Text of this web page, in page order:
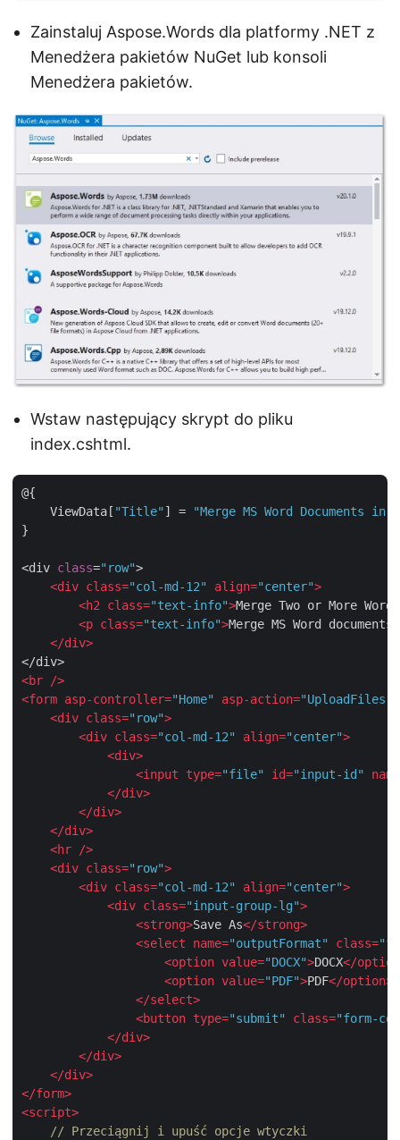
Zainstaluj Aspose.Words dla platformy .NET z
Menedżera pakietów NuGet lub konsoli
Menedżera pakietów.
Wstaw następujący skrypt do pliku
index.cshtml.
@{
    ViewData[
"Title" ] =
"Merge MS Word Documents in
}
<div class="row">
<div class="col-md-12" align="center">
<h2 class="text-info">Merge Two or More Word
<p class="text-info">Merge MS Word
</div>
<br />
<form asp-controller="Home" asp-action="UploadFiles"
<div class="row">
<div class="col-md-12" align="center">
<div>
<input type="file" id="input-id"
name
</div>
</div>
</div>
<hr />
<div class="row">
<div class="col-md-12" align="center">
<div class="input-group-lg">
<strong>Save As</strong>
<select name="outputFormat" class=
<option value="DOCX">DOCX</option
<option value="PDF">PDF</option>
</select>
<button type="submit" class="form-
</div>
</div>
</div>
</form>
<script>
// Przeciągnij i upuść opcje wtyczki